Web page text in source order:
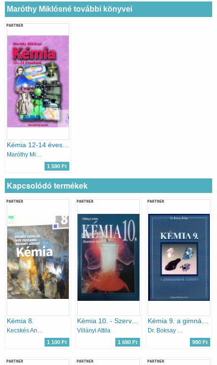
Maróthy Miklósné további könyvei
PARTNER
1 590 Ft
Kapcsolódó termékek
PARTNER
Kémia 8.
1 100 Ft
PARTNER
Villányi Attila
1 690 Ft
PARTNER
990 Ft
PARTNER PARTNER PARTNER